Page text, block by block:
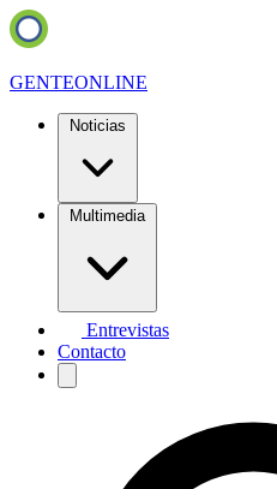
GENTEONLINE
Noticias
Multimedia
Entrevistas
Contacto